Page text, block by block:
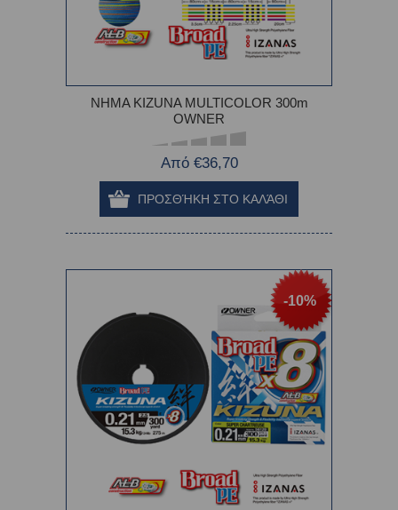
ΝΗΜΑ KIZUNA MULTICOLOR 300m
OWNER
Από €36,70
-10%